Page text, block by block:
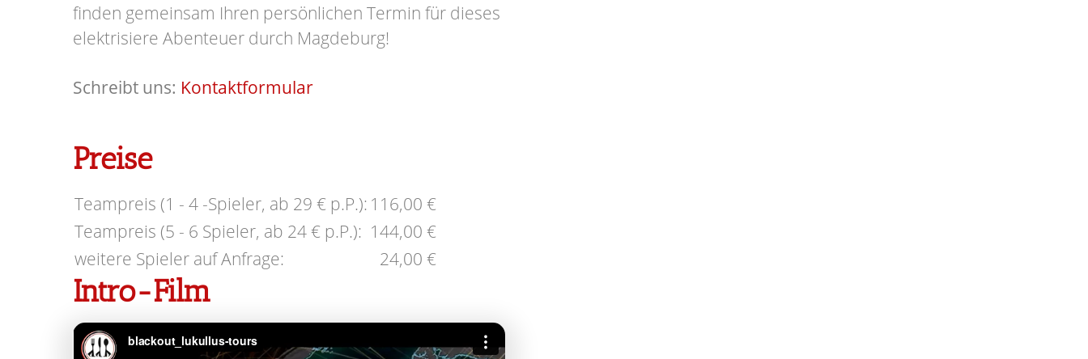
finden gemeinsam Ihren persönlichen Termin für dieses
elektrisiere Abenteuer durch Magdeburg!
Schreibt uns: Kontaktformular
Preise
Teampreis (1 - 4 -Spieler, ab 29 € p.P.): 116,00 €
Teampreis (5 - 6 Spieler, ab 24 € p.P.): 144,00 €
weitere Spieler auf Anfrage:
24,00 €
Intro-Film